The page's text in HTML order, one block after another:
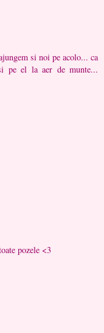
si noi pe acolo... ca
pe el la aer de munte...
pozele <3